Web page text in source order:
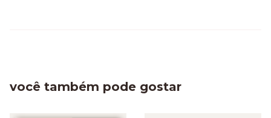
você também pode gostar